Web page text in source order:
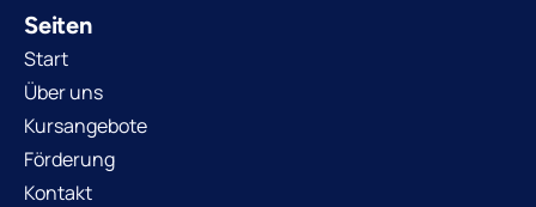
Seiten
Start
Über uns
Kursangebote
Förderung
Kontakt